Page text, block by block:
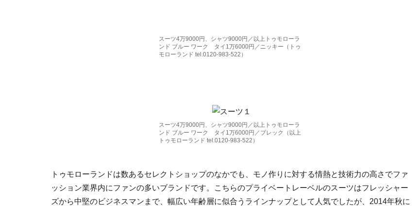
スーツ4万9000円、シャツ9000円／以上トゥモローラ
ンド ブルー ワーク タイ1万6000円／ニッキー（トゥ
モローランド tel.0120-983-522）
スーツ4万9000円、シャツ9000円／以上トゥモローラ
ンド ブルー ワーク タイ1万6000円／ブレック（以上
トゥモローランド tel.0120-983-522）
トゥモローランドは数あるセレクトショップのなかでも、モノ作りに対する情熱と技術力の高さでファ
ッション業界内にファンの多いブランドです。こちらのプライベートレーベルのスーツはフレッシャー
ズから中堅のビジネスマンまで、幅広い年齢層に似合うラインナップとして人気でしたが、2014年秋に